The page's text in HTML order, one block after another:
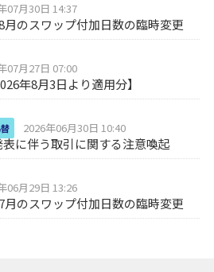
07月30日 14:37
のスワップ付加日数の臨時変更
07月27日 07:00
年8月3日より適用分】
2026年06月30日 10:40
に伴う取引に関する注意喚起
06月29日 13:26
のスワップ付加日数の臨時変更